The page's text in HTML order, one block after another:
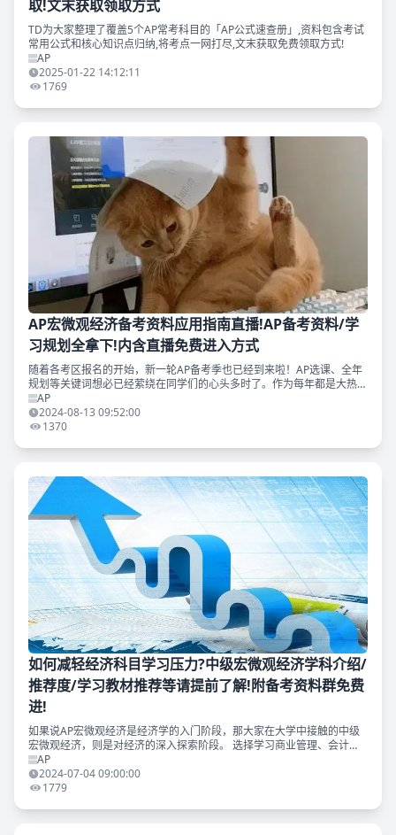
取!文末获取领取方式
TD为大家整理了覆盖5个AP常考科目的「AP公式速查册」,资料包含考试
常用公式和核心知识点归纳,将考点一网打尽,文末获取免费领取方式!
AP
2025-01-22 14:12:11
1769
AP宏微观经济备考资料应用指南直播!AP备考资料/学
习规划全拿下!内含直播免费进入方式
随着各考区报名的开始，新一轮AP备考季也已经到来啦！AP选课、全年
规划等关键词想必已经萦绕在同学们的心头多时了。作为每年都是大热门
的AP宏微观经济，预计今年仍然是AP选课的香饽饽！ 不过根据以往经验
来看，很多同学
AP
2024-08-13 09:52:00
1370
如何减轻经济科目学习压力?中级宏微观经济学科介绍/
推荐度/学习教材推荐等请提前了解!附备考资料群免费
进!
如果说AP宏微观经济是经济学的入门阶段，那大家在大学中接触的中级
宏微观经济，则是对经济的深入探索阶段。 选择学习商业管理、会计
学、金融学等相关专业的同学们都会在大学里接触到这两门科目。它们可
以帮助大家理解全球经济
AP
2024-07-04 09:00:00
1779